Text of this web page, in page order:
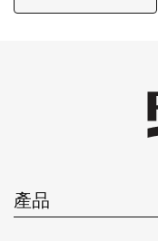
產品